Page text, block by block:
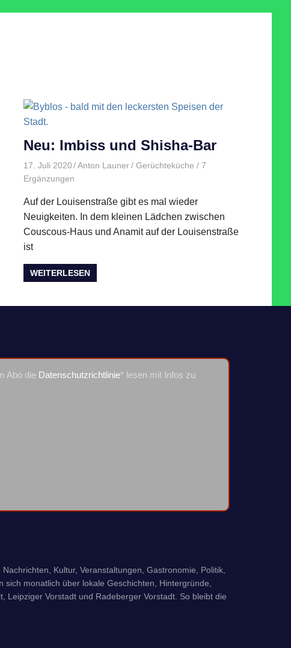
Neu: Imbiss und Shisha-Bar
17. Juli 2020 Anton Launer Gerüchteküche / 7
Ergänzungen
Auf der Louisenstraße gibt es mal wieder
Neuigkeiten. In dem kleinen Lädchen zwischen
Couscous-Haus und Anamit auf der Louisenstraße
ist
WEITERLESEN
Abo die Datenschutzrichtlinie* lesen mit Infos zu
Kultur, Veranstaltungen, Gastronomie, Politik,
monatlich über lokale Geschichten, Hintergründe,
Leipziger Vorstadt und Radeberger Vorstadt. So bleibt die